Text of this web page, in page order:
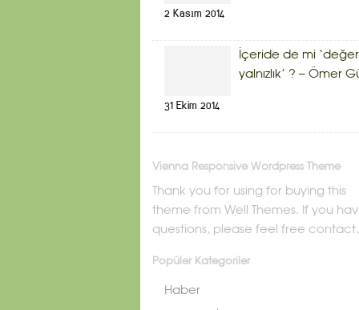
2 Kasım 2014
İçeride de mi
yalnızlık’ ? – Ömer
31 Ekim 2014
Vienna Responsive Wordpress Theme
Thank you for using for buying this
theme from Well Themes. If you
questions, please feel free contact.
Popüler Kategoriler
Haber